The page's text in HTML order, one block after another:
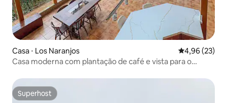
Casa ⋅ Los Naranjos 4,96 de uma
4,96 (23)
Casa moderna com plantação de café e vista para o
Superhost
Superhost